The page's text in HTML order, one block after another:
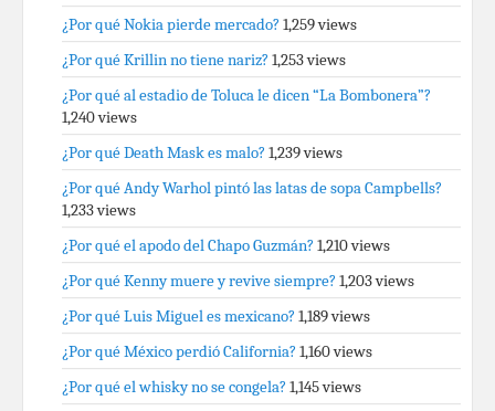
¿Por qué Nokia pierde mercado? 1,259 views
¿Por qué Krillin no tiene nariz? 1,253 views
¿Por qué al estadio de Toluca le dicen “La Bombonera”?
1,240 views
¿Por qué Death Mask es malo? 1,239 views
¿Por qué Andy Warhol pintó las latas de sopa Campbells?
1,233 views
¿Por qué el apodo del Chapo Guzmán? 1,210 views
¿Por qué Kenny muere y revive siempre? 1,203 views
¿Por qué Luis Miguel es mexicano? 1,189 views
¿Por qué México perdió California? 1,160 views
¿Por qué el whisky no se congela? 1,145 views